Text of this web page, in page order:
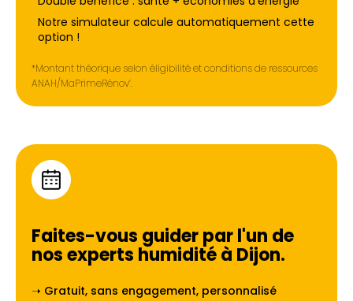
Notre simulateur calcule automatiquement cette
option !
*Montant théorique selon éligibilité et conditions de ressources
ANAH/MaPrimeRénov’.
Faites-vous guider par l'un de
nos experts humidité à Dijon.
➝ Gratuit, sans engagement, personnalisé